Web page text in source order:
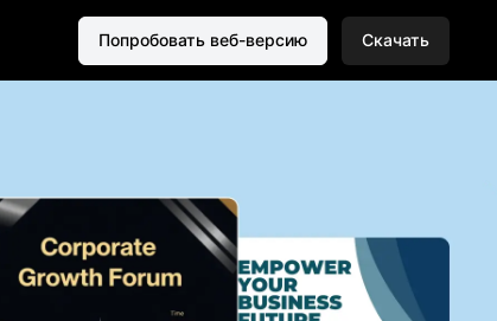
Попробовать веб-версию Скачать